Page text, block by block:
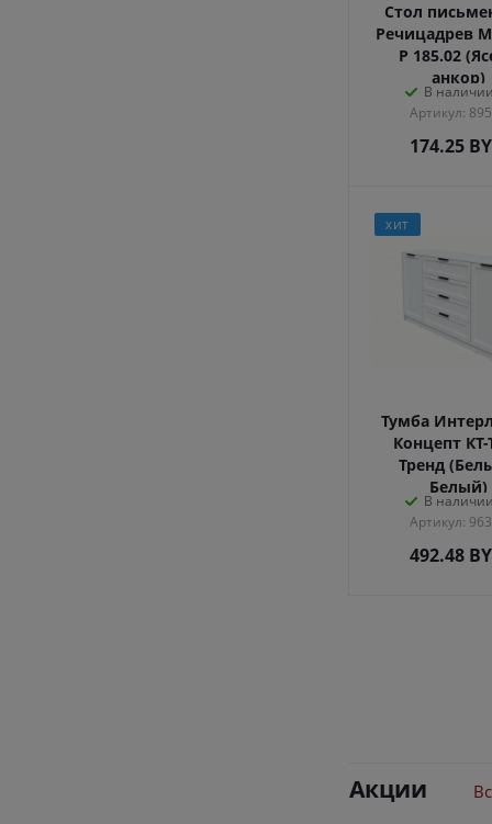
Стол
Речицадрев
Р 185.02
анкор)
В
Артикул:
174.25
ХИТ
Тумба
Концепт КТ-
Тренд
Белый)
В
Артикул:
492.48
Акции